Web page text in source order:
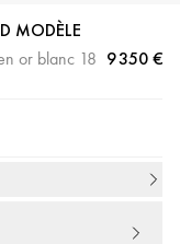
MODÈLE
or blanc 18 9 350 €